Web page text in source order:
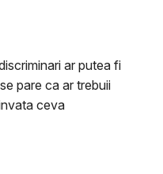
ar putea fi
pare ca ar trebuii
ceva